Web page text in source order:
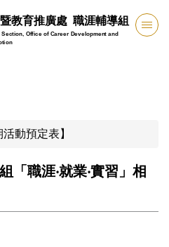
教育推廣處 職涯輔導組
Office of Career Development and
動預定表】
「職涯‧就業‧實習」相